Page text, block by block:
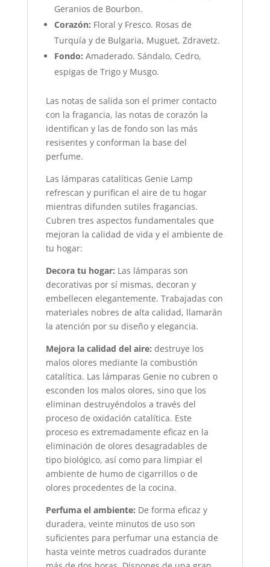
Geranios de Bourbon.
Corazón: Floral y Fresco. Rosas de
Turquía y de Bulgaria, Muguet, Zdravetz.
Fondo: Amaderado. Sándalo, Cedro,
espigas de Trigo y Musgo.
Las notas de salida son el primer contacto
con la fragancia, las notas de corazón la
identifican y las de fondo son las más
resisentes y conforman la base del
perfume.
Las lámparas catalíticas Genie Lamp
refrescan y purifican el aire de tu hogar
mientras difunden sutiles fragancias.
Cubren tres aspectos fundamentales que
mejoran la calidad de vida y el ambiente de
tu hogar:
Decora tu hogar: Las lámparas son
decorativas por sí mismas, decoran y
embellecen elegantemente. Trabajadas con
materiales nobres de alta calidad, llamarán
la atención por su diseño y elegancia.
Mejora la calidad del aire: destruye los
malos olores mediante la combustión
catalítica. Las lámparas Genie no cubren o
esconden los malos olores, sino que los
eliminan destruyéndolos a través del
proceso de oxidación catalítica. Este
proceso es extremadamente eficaz en la
eliminación de olores desagradables de
tipo biológico, así como para limpiar el
ambiente de humo de cigarrillos o de
olores procedentes de la cocina.
Perfuma el ambiente: De forma eficaz y
duradera, veinte minutos de uso son
suficientes para perfumar una estancia de
hasta veinte metros cuadrados durante